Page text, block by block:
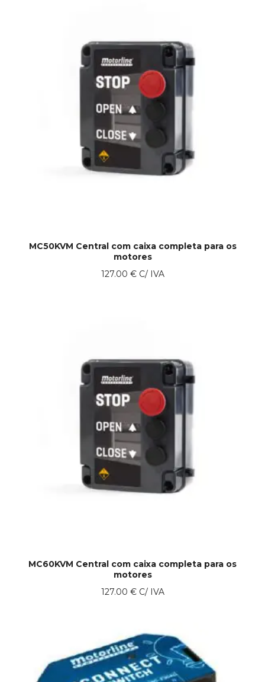
MC50KVM Central com caixa completa para os
motores
127.00 €C/ IVA
MC60KVM Central com caixa completa para os
motores
127.00 €C/ IVA